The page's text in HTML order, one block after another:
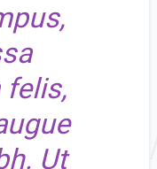
felis,
Ut